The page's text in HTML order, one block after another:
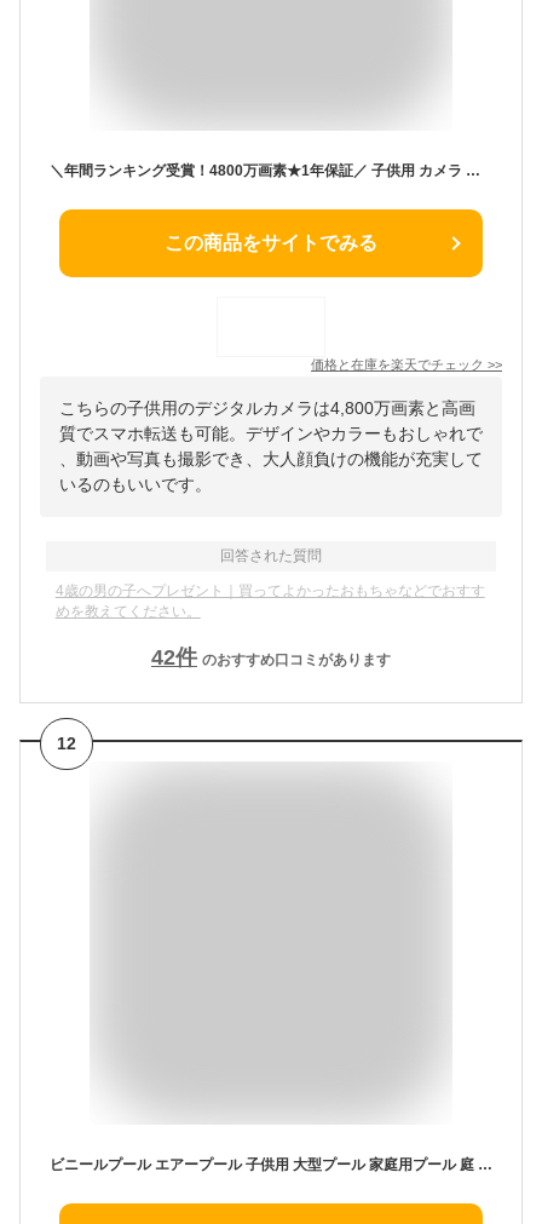
＼年間ランキング受賞！4800万画素★1年保証／ 子供用 カメラ デジタルカメラ 1080p録画 スマホ転送可 32GBカード&OTG付き キッズカメラ トイカメラ おもちゃ 男の子 女の子 プレゼント 2歳 3歳 4歳 5歳 キッズ 知育玩具 子供 誕生日プレゼント クリスマス プレゼント ギフト
この商品をサイトでみる
価格と在庫を楽天でチェック >>
こちらの子供用のデジタルカメラは4,800万画素と高画
質でスマホ転送も可能。デザインやカラーもおしゃれで
、動画や写真も撮影でき、大人顔負けの機能が充実して
いるのもいいです。
回答された質問
4歳の男の子へプレゼント｜買ってよかったおもちゃなどでおすす
めを教えてください。
42件 のおすすめ口コミがあります
12
ビニールプール エアープール 子供用 大型プール 家庭用プール 庭 ベランダ 長方形 ジャンボプール 破れにくい 避けにくい 自宅 屋外 夏 女の子 男の子 水遊び 可愛い レジャープール ファミリープール 3気室構造